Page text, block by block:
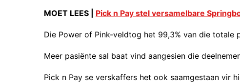
MOET LEES | Pick n Pay stel versamelbare
Die Power of Pink-veldtog het 99,3% van die totale
Meer pasiënte sal baat vind aangesien die
Pick n Pay se verskaffers het ook saamgestaan vir